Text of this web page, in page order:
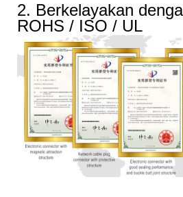
2. Berkelayakan
ROHS / ISO / UL